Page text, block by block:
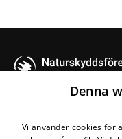
Knivsta
Kontakta oss
Denna
Vi använder cookies för